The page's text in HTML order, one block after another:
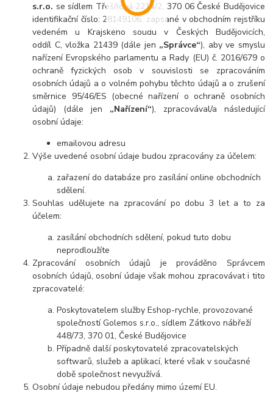
s.r.o. se sídlem Třešňová 2214/2, 370 06 České Budějovice
identifikační číslo: 28149106, zapsané v obchodním rejstříku
vedeném u Krajského soudu v Českých Budějovicích,
oddíl C, vložka 21439 (dále jen „Správce“), aby ve smyslu
nařízení Evropského parlamentu a Rady (EU) č. 2016/679 o
ochraně fyzických osob v souvislosti se zpracováním
osobních údajů a o volném pohybu těchto údajů a o zrušení
směrnice 95/46/ES (obecné nařízení o ochraně osobních
údajů) (dále jen „Nařízení“), zpracovával/a následující
osobní údaje:
emailovou adresu
Výše uvedené osobní údaje budou zpracovány za účelem:
zařazení do databáze pro zasílání online obchodních
sdělení.
Souhlas udělujete na zpracování po dobu 3 let a to za
účelem:
zasílání obchodních sdělení, pokud tuto dobu
neprodloužíte
Zpracování osobních údajů je prováděno Správcem
osobních údajů, osobní údaje však mohou zpracovávat i tito
zpracovatelé:
Poskytovatelem služby Eshop-rychle, provozované
společností Golemos s.r.o., sídlem Zátkovo nábřeží
448/73, 370 01, České Budějovice
Případně další poskytovatelé zpracovatelských
softwarů, služeb a aplikací, které však v současné
době společnost nevyužívá.
Osobní údaje nebudou předány mimo území EU.